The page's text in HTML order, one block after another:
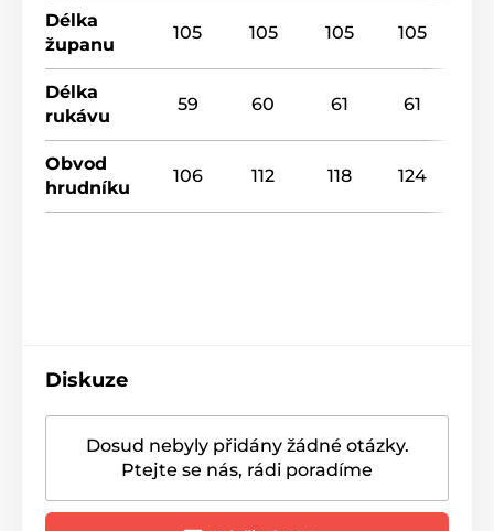
Délka
županu
105 105 105 105
Délka
rukávu
59 60 61 61
Obvod
hrudníku
106 112 118 124
Diskuze
Dosud nebyly přidány žádné otázky.
Ptejte se nás, rádi poradíme